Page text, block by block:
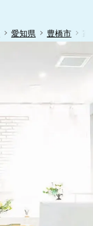
愛知県 豊橋市